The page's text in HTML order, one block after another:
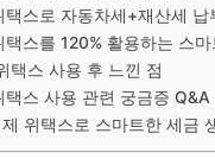
택스로 자동차세+재산세
택스를 120% 활용하는 스
스 사용 후 느낀 점
택스 사용 관련 궁금증 Q&A
위택스로 스마트한 세금